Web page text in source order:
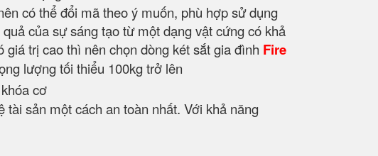
có thể đổi mã theo ý muốn, phù hợp sử dụng
của sự sáng tạo từ một dạng vật cứng có khả
trị cao thì nên chọn dòng két sắt gia đình Fire
lượng tối thiểu 100kg trở lên
tài sản một cách an toàn nhất. Với khả năng